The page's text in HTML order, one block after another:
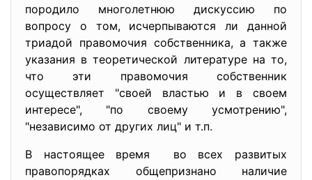
породило многолетнюю дискуссию по
вопросу о том, исчерпываются ли данной
триадой правомочия собственника, а также
указания в теоретической литературе на то,
что эти правомочия собственник
осуществляет "своей властью и в своем
интересе", "по своему усмотрению",
"независимо от других лиц" и т.п.
В настоящее время во всех развитых
правопорядках общепризнано наличие